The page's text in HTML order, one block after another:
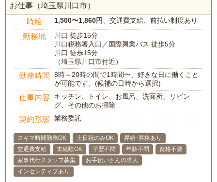
お仕事（埼玉県川口市）
時給 1,500〜1,860円 、交通費支給、前払い制度あり
勤務地
川口 徒歩15分
川口税務署入口／国際興業バス 徒歩5分
川口 徒歩15分
（埼玉県川口市付近）
勤務時間
8時～20時の間で1時間〜、好きな日に働くこと
が可能です。(候補の日時から選択)
仕事内容
キッチン、トイレ、お風呂、洗面所、リビン
グ、その他のお掃除
契約形態 業務委託
スキマ時間勤務OK 土日祝のみOK
昇給･昇格あり
交通費支給
未経験OK 学歴不問 年齢不問
資格不要
家事代行スタッフ募集
お手伝いさんの求人
インセンティブあり